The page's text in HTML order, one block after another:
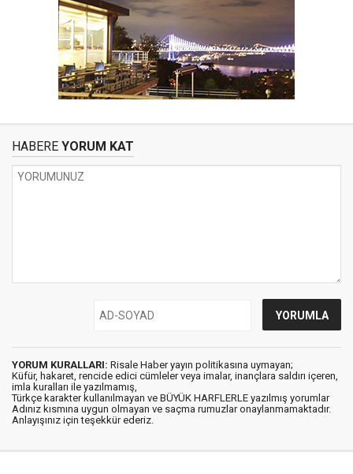
HABERE YORUM KAT
YORUM KURALLARI: Risale Haber yayın politikasına uymayan;
Küfür, hakaret, rencide edici cümleler veya imalar, inançlara saldırı içeren,
imla kuralları ile yazılmamış,
Türkçe karakter kullanılmayan ve BÜYÜK HARFLERLE yazılmış yorumlar
Adınız kısmına uygun olmayan ve saçma rumuzlar onaylanmamaktadır.
Anlayışınız için teşekkür ederiz.